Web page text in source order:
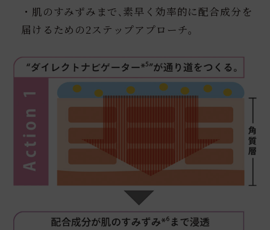
・肌のすみずみまで､素早く効率的に配合成分を
届けるための2ステップアプローチ｡